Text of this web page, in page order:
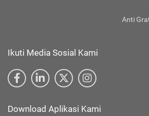
Anti
Ikuti Media Sosial Kami
Download Aplikasi Kami